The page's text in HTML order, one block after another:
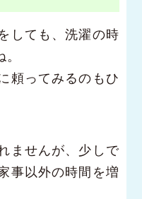
しても、洗濯の時
頼ってみるのもひ
ませんが、少しで
事以外の時間を増